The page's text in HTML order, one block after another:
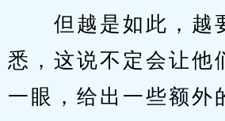
但越是如此，越
悉，这说不定会让他
一眼，给出一些额外